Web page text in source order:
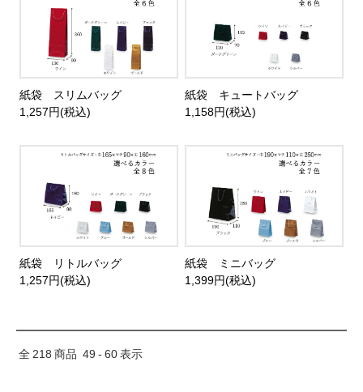
紙袋 スリムバッグ
1,257円(税込)
紙袋 キュートバッグ
1,158円(税込)
紙袋 リトルバッグ
1,257円(税込)
紙袋 ミニバッグ
1,399円(税込)
全 218 商品 49 - 60表示